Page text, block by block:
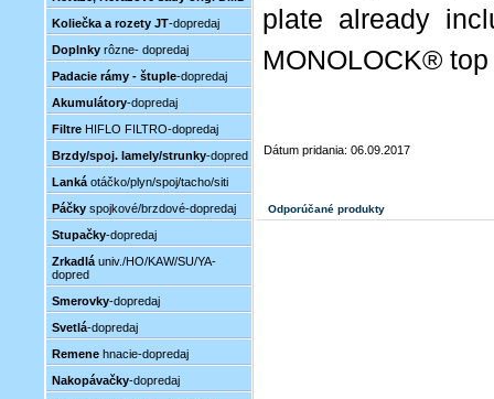
Koliečka a rozety JT-dopredaj
Doplnky rôzne- dopredaj
Padacie rámy - štuple-dopredaj
Akumulátory-dopredaj
Filtre HIFLO FILTRO-dopredaj
Brzdy/spoj. lamely/strunky-dopred
Lanká otáčko/plyn/spoj/tacho/siti
Páčky spojkové/brzdové-dopredaj
Stupačky-dopredaj
Zrkadlá univ./HO/KAW/SU/YA-
dopred
Smerovky-dopredaj
Svetlá-dopredaj
Remene hnacie-dopredaj
Nakopávačky-dopredaj
plate already
MONOLOCK®
Dátum pridania: 06.09.2017
Odporúčané produkty